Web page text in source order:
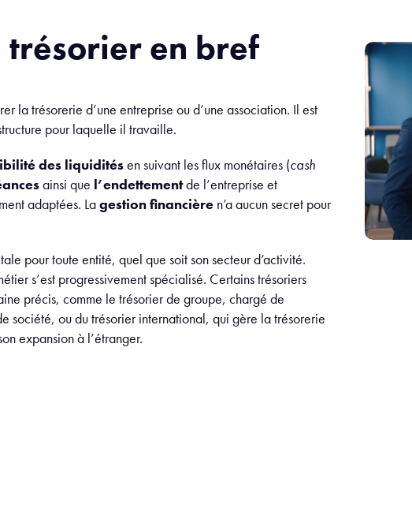
trésorier en bref
la trésorerie d’une entreprise ou d’une association. Il est
pour laquelle il travaille.
des liquiditésen suivant les flux monétaires (cash
ainsi que l’endettementde l’entreprise et
adaptées. Lagestion financière n’a aucun secret pour
pour toute entité, quel que soit son secteur d’activité.
s’est progressivement spécialisé. Certains trésoriers
précis, comme le trésorier de groupe, chargé de
société, ou du trésorier international, qui gère la trésorerie
expansion à l’étranger.